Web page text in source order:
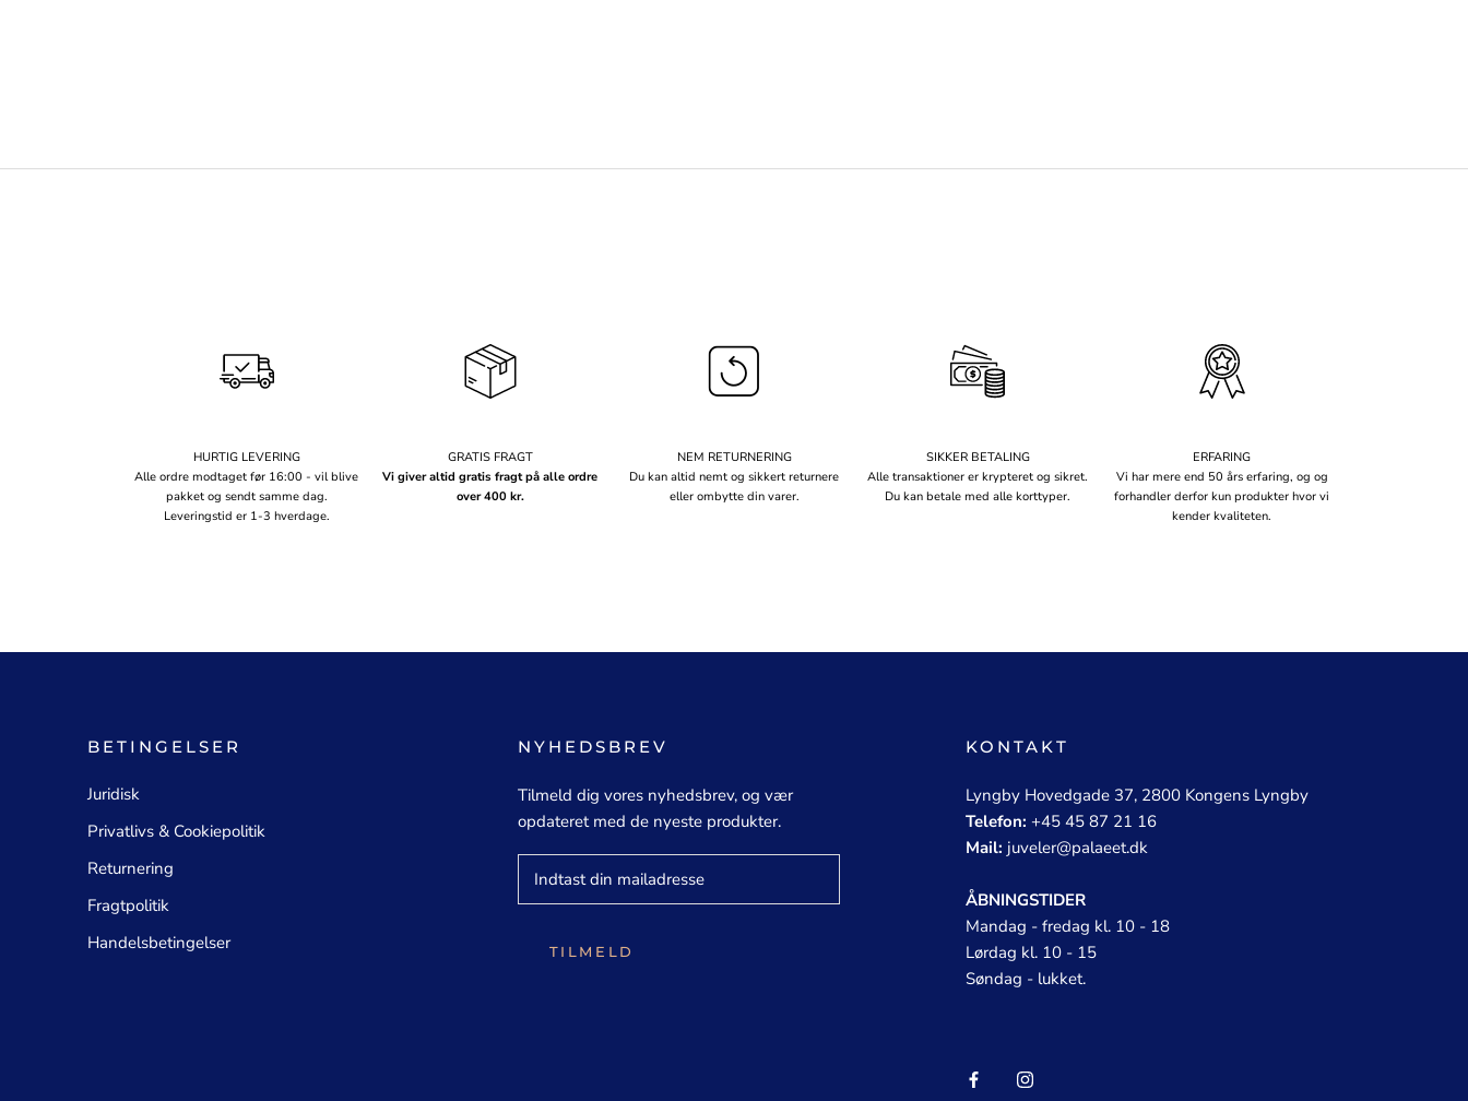
HURTIG LEVERING
Alle ordre modtaget før 16:00 - vil blive
pakket og sendt samme dag.
Leveringstid er 1-3 hverdage.
GRATIS FRAGT
Vi giver altid gratis fragt på alle ordre
over 400 kr.
NEM RETURNERING
Du kan altid nemt og sikkert returnere
eller ombytte din varer.
SIKKER BETALING
Alle transaktioner er krypteret og sikret.
Du kan betale med alle korttyper.
ERFARING
Vi har mere end 50 års erfaring, og og
forhandler derfor kun produkter hvor vi
kender kvaliteten.
BETINGELSER
Juridisk
Privatlivs & Cookiepolitik
Returnering
Fragtpolitik
Handelsbetingelser
NYHEDSBREV
Tilmeld dig vores nyhedsbrev, og vær
opdateret med de nyeste produkter.
TILMELD
KONTAKT
Lyngby Hovedgade 37, 2800 Kongens Lyngby
Telefon: +45 45 87 21 16
Mail: juveler@palaeet.dk
ÅBNINGSTIDER
Mandag - fredag kl. 10 - 18
Lørdag kl. 10 - 15
Søndag - lukket.